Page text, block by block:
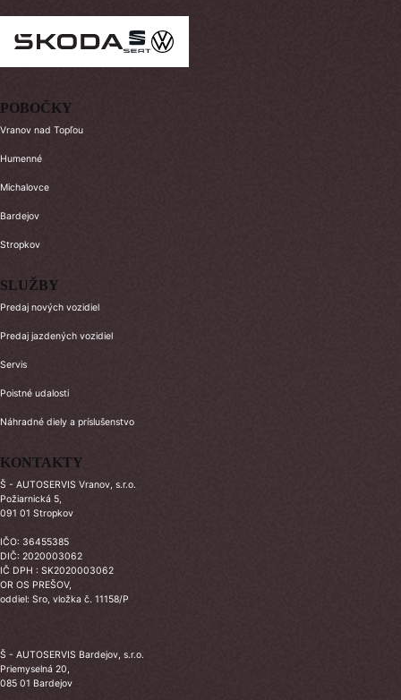
POBOČKY
Vranov nad Topľou
Humenné
Michalovce
Bardejov
Stropkov
SLUŽBY
Predaj nových vozidiel
Predaj jazdených vozidiel
Servis
Poistné udalosti
Náhradné diely a príslušenstvo
KONTAKTY
Š - AUTOSERVIS Vranov, s.r.o.
Požiarnická 5,
091 01 Stropkov
IČO: 36455385
DIČ: 2020003062
IČ DPH : SK2020003062
OR OS PREŠOV,
oddiel: Sro, vložka č. 11158/P
Š - AUTOSERVIS Bardejov, s.r.o.
Priemyselná 20,
085 01 Bardejov